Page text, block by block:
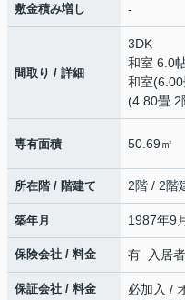
敷金積み増し -
間取り / 詳細
3DK
和室 6.0
和室
(4.80畳 2
専有面積 50.69㎡
所在階 / 階建て 2階 / 2階
築年月 1987年9
保険会社 / 料金 有 入居
保証会社 / 料金
必加入 /